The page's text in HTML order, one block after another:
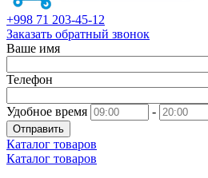
+998 71 203-45-12
Заказать обратный звонок
Ваше имя
Телефон
Удобное время -
Отправить
Каталог товаров
Каталог товаров